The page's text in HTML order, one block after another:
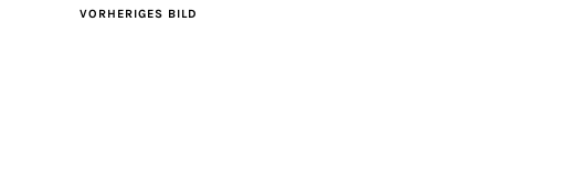
VORHERIGES BILD